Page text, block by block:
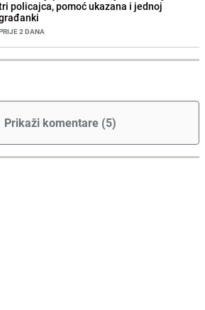
policajca, pomoć ukazana i jednoj
2 DANA
Prikaži komentare (5)